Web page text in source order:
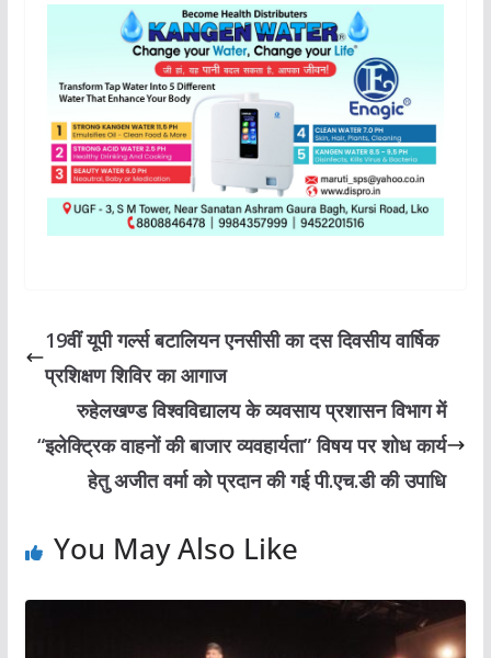
19वीं यूपी गर्ल्स बटालियन एनसीसी का दस दिवसीय वार्षिक
प्रशिक्षण शिविर का आगाज
रुहेलखण्ड विश्वविद्यालय के व्यवसाय प्रशासन विभाग में
“इलेक्ट्रिक वाहनों की बाजार व्यवहार्यता” विषय पर शोध कार्य
हेतु अजीत वर्मा को प्रदान की गई पी.एच.डी की उपाधि
You May Also Like